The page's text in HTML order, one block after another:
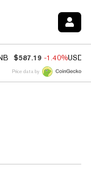
$587.19 -1.40%USDC
Price data by